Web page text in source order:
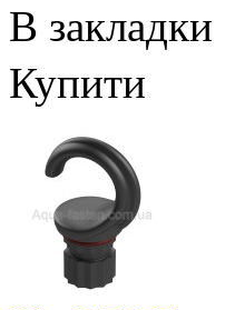
В закладки
Купити